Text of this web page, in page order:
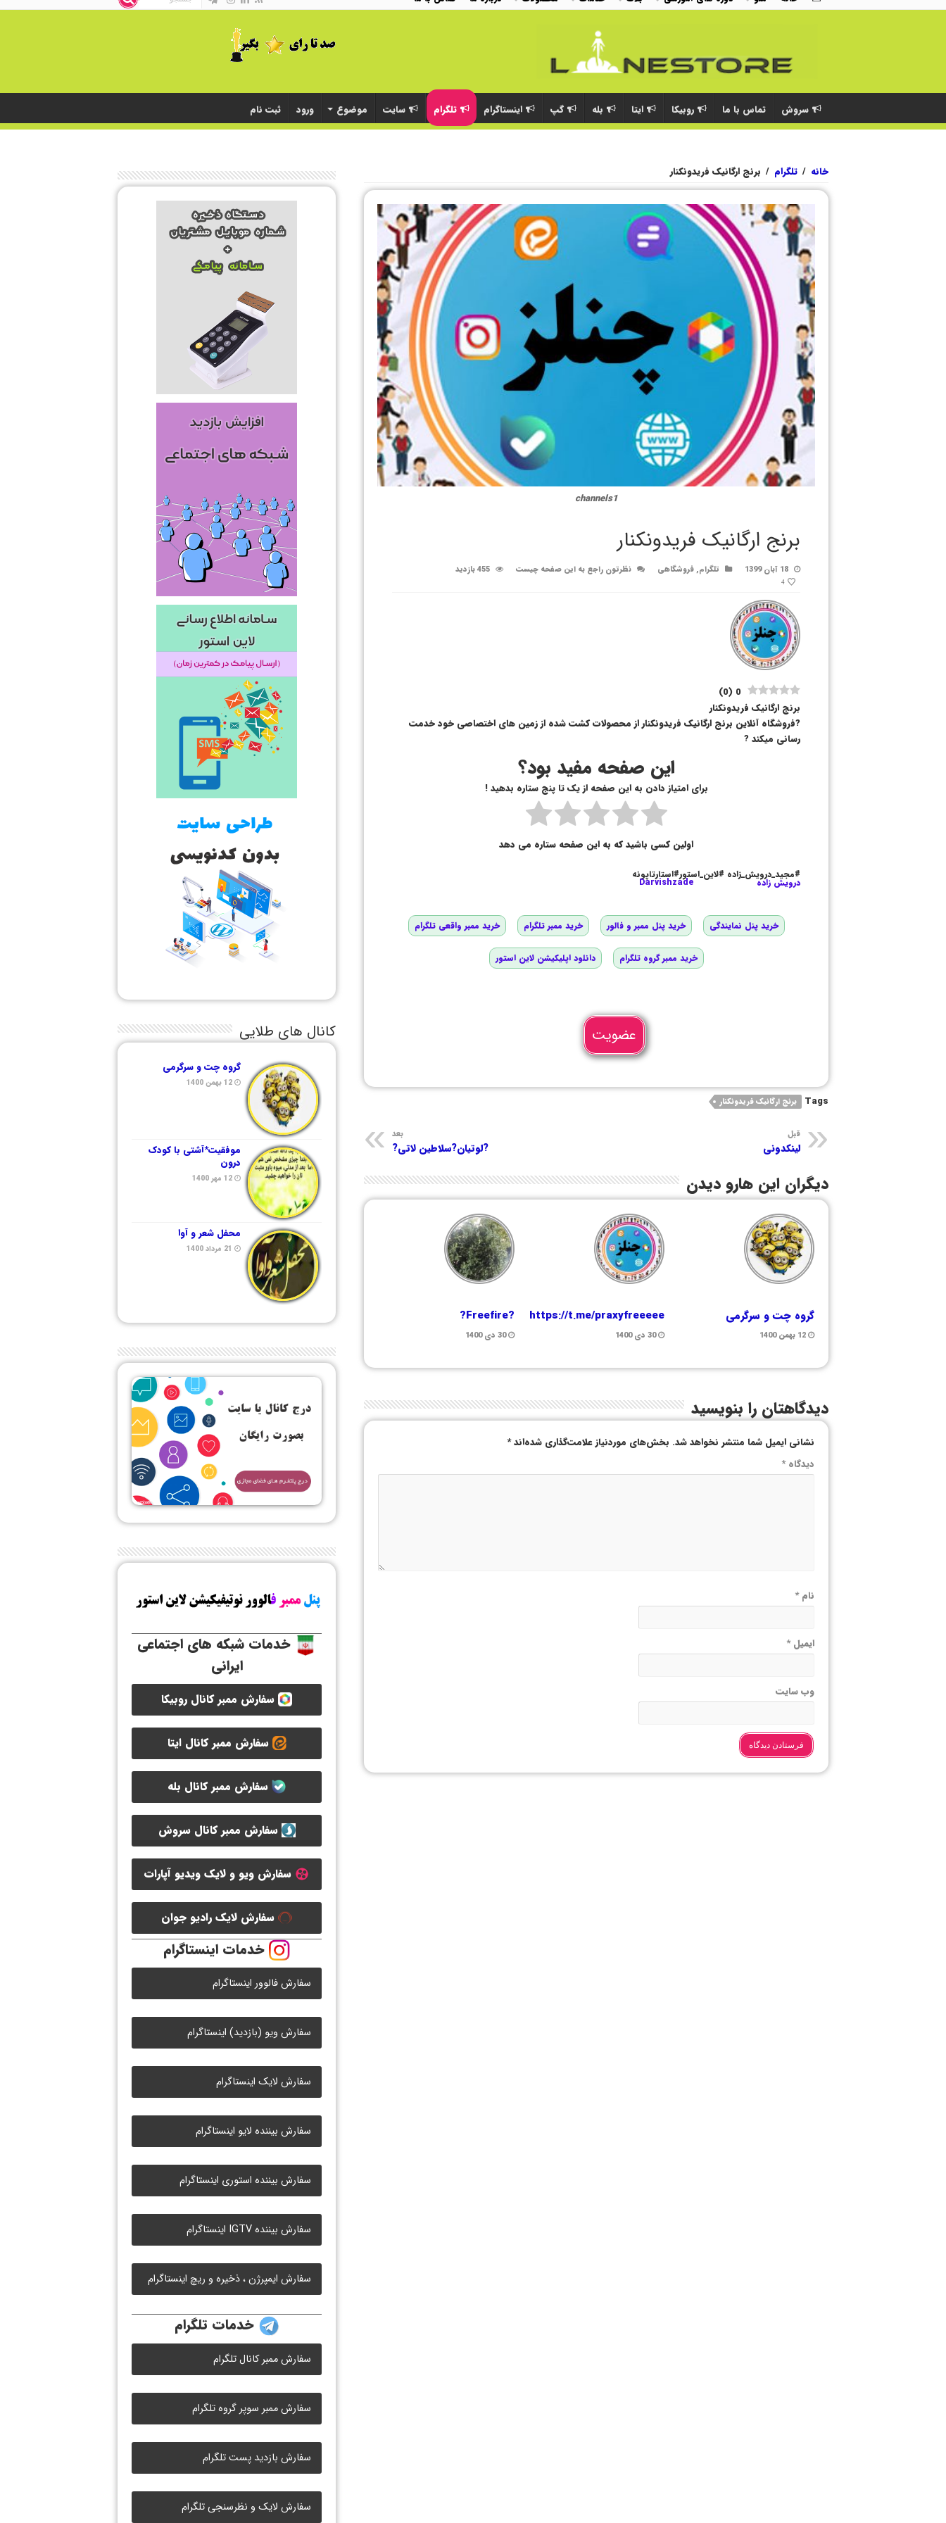
سروش تماس با ما روبیکا ایتا بله گپ اینستاگرام تلگرام سایت موضوع ورود ثبت نام
خانه / تلگرام / برنج ارگانیک فریدونکنار
channels1
برنج ارگانیک فریدونکنار
18 آبان 1399 تلگرام,فروشگاهی نظرتون راجع به این صفحه چیست 455 بازدید
4
0
(
0
)
برنج ارگانیک فریدونکنار
?فروشگاه آنلاین برنج ارگانیک فریدونکنار از محصولات کشت شده از زمین های اختصاصی خود خدمت
رسانی میکند ?
این صفحه مفید بود؟
برای امتیاز دادن به این صفحه از یک تا پنج ستاره بدهید !
اولین کسی باشید که به این صفحه ستاره می دهد
#مجید_درویش_زاده #لاین_استور#استارتاپونه
درویش زاده Darvishzade
خرید پنل نمایندگی خرید پنل ممبر و فالور خرید ممبر تلگرام خرید ممبر واقعی تلگرام
خرید ممبر گروه تلگرام دانلود اپلیکیشن لاین استور
عضویت
Tags برنج ارگانیک فریدونکنار
قبل
لینکدونی
بعد
?لوتیان?سلاطین لاتی?
دیگران این هارو دیدن
گروه چت و سرگرمی
12 بهمن 1400
https://t.me/praxyfreeeee
30 دی 1400
?Freefire?
30 دی 1400
دیدگاهتان را بنویسید
نشانی ایمیل شما منتشر نخواهد شد. بخش‌های موردنیاز علامت‌گذاری شده‌اند*
دیدگاه*
نام*
ایمیل*
وب‌ سایت
کانال های طلایی
گروه چت و سرگرمی
12 بهمن 1400
موفقیت*آشتی با کودک
درون
12 مهر 1400
محفل شعر و آوا
21 مرداد 1400
خدمات شبکه های اجتماعی
ایرانی
سفارش ممبر کانال روبیکا
سفارش ممبر کانال ایتا
سفارش ممبر کانال بله
سفارش ممبر کانال سروش
سفارش ویو و لایک ویدیو آپارات
سفارش لایک رادیو جوان
خدمات اینستاگرام
سفارش فالوور اینستاگرام
سفارش ویو (بازدید) اینستاگرام
سفارش لایک اینستاگرام
سفارش بیننده لایو اینستاگرام
سفارش بیننده استوری اینستاگرام
سفارش بیننده IGTV اینستاگرام
سفارش ایمپرژن ، ذخیره و ریچ اینستاگرام
خدمات تلگرام
سفارش ممبر کانال تلگرام
سفارش ممبر سوپر گروه تلگرام
سفارش بازدید پست تلگرام
سفارش لایک و نظرسنجی تلگرام